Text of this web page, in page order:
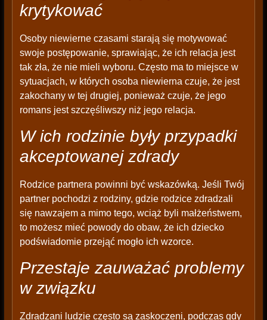
krytykować
Osoby niewierne czasami starają się motywować
swoje postępowanie, sprawiając, że ich relacja jest
tak zła, że nie mieli wyboru. Często ma to miejsce w
sytuacjach, w których osoba niewierna czuje, że jest
zakochany w tej drugiej, ponieważ czuje, że jego
romans jest szczęśliwszy niż jego relacja.
W ich rodzinie były przypadki
akceptowanej zdrady
Rodzice partnera powinni być wskazówką. Jeśli Twój
partner pochodzi z rodziny, gdzie rodzice zdradzali
się nawzajem a mimo tego, wciąż byli małżeństwem,
to możesz mieć powody do obaw, że ich dziecko
podświadomie przejąć mogło ich wzorce.
Przestaje zauważać problemy
w związku
Zdradzani ludzie często są zaskoczeni, podczas gdy